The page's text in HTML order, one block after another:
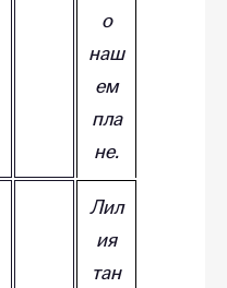
о
наш
ем
пла
не.
Лил
ия
тан